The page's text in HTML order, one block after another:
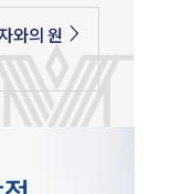
와의 원